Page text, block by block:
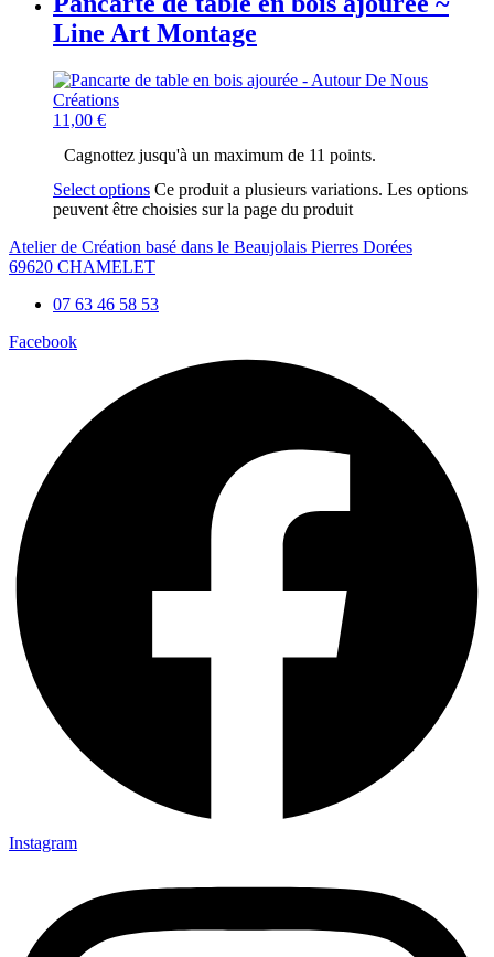
Line Art Montage
11,00 €
Cagnottez jusqu'à un maximum de 11 points.
Select options Ce produit a plusieurs variations. Les options
peuvent être choisies sur la page du produit
Atelier de Création basé dans le Beaujolais Pierres Dorées
69620 CHAMELET
07 63 46 58 53
Facebook
Instagram